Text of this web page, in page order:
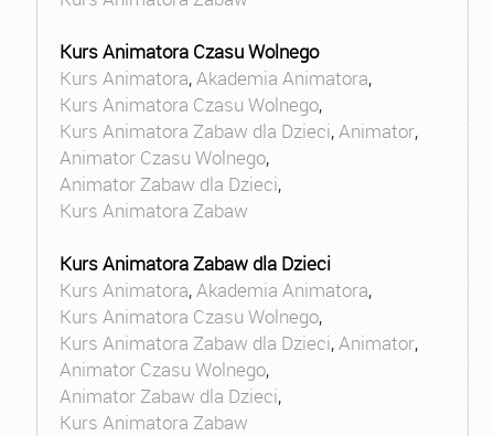
Kurs Animatora Czasu Wolnego
Kurs Animatora,Akademia Animatora,
Kurs Animatora Czasu Wolnego,
Kurs Animatora Zabaw dla Dzieci,Animator,
Animator Czasu Wolnego,
Animator Zabaw dla Dzieci,
Kurs Animatora Zabaw
Kurs Animatora Zabaw dla Dzieci
Kurs Animatora,Akademia Animatora,
Kurs Animatora Czasu Wolnego,
Kurs Animatora Zabaw dla Dzieci,Animator,
Animator Czasu Wolnego,
Animator Zabaw dla Dzieci,
Kurs Animatora Zabaw